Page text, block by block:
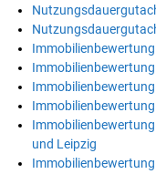
und Leipzig